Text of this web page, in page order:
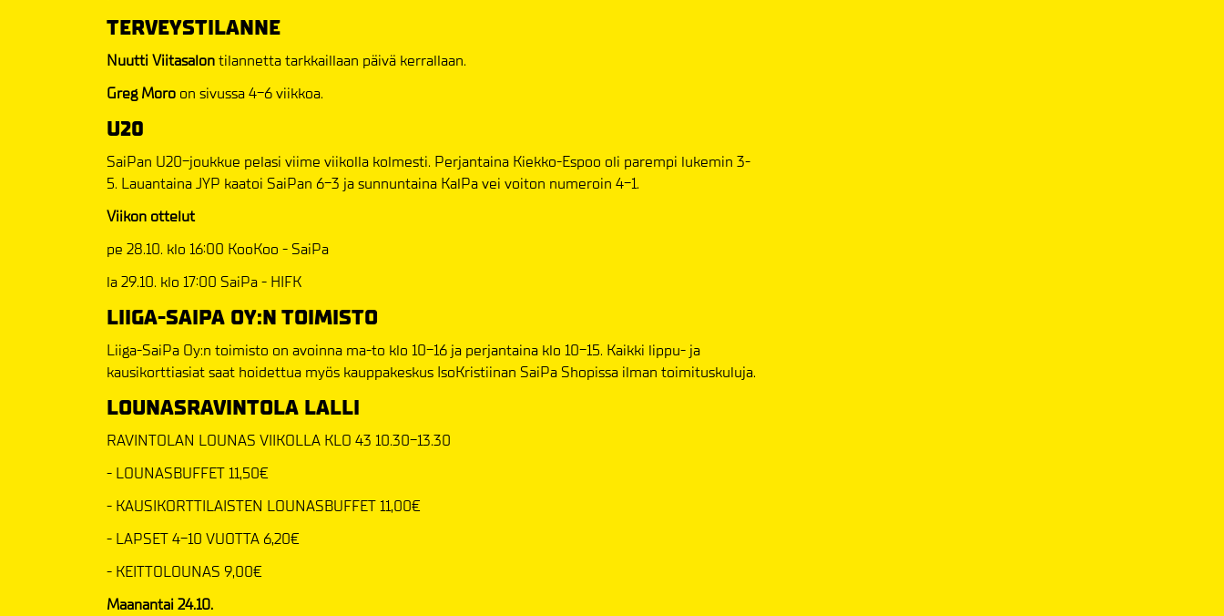
TERVEYSTILANNE
Nuutti Viitasalontilannetta tarkkaillaan päivä kerrallaan.
Greg Moro on sivussa 4-6 viikkoa.
U20
SaiPan U20-joukkue pelasi viime viikolla kolmesti. Perjantaina Kiekko-Espoo oli parempi lukemin 3-
5. Lauantaina JYP kaatoi SaiPan 6-3 ja sunnuntaina KalPa vei voiton numeroin 4-1.
Viikon ottelut
pe 28.10. klo 16:00 KooKoo - SaiPa
la 29.10. klo 17:00 SaiPa - HIFK
LIIGA-SAIPA OY:N TOIMISTO
Liiga-SaiPa Oy:n toimisto on avoinna ma-to klo 10-16 ja perjantaina klo 10-15. Kaikki lippu- ja
kausikorttiasiat saat hoidettua myös kauppakeskus IsoKristiinan SaiPa Shopissa ilman toimituskuluja.
LOUNASRAVINTOLA LALLI
RAVINTOLAN LOUNAS VIIKOLLA KLO 43 10.30-13.30
- LOUNASBUFFET 11,50€
- KAUSIKORTTILAISTEN LOUNASBUFFET 11,00€
- LAPSET 4-10 VUOTTA 6,20€
- KEITTOLOUNAS 9,00€
Maanantai 24.10.